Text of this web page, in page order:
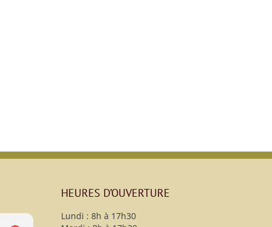
HEURES D’OUVERTURE
Lundi : 8h à 17h30